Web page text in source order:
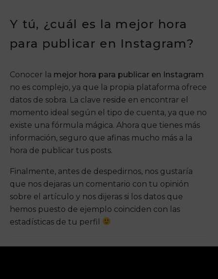
Y tú, ¿cuál es la mejor hora
para publicar en Instagram?
Conocer la mejor hora para publicar en Instagram
no es complejo, ya que la propia plataforma ofrece
datos de sobra. La clave reside en encontrar el
momento ideal según el tipo de cuenta, ya que no
existe una fórmula mágica. Ahora que tienes más
información, seguro que afinas mucho más a la
hora de publicar tus posts.
Finalmente, antes de despedirnos, nos gustaría
que nos dejaras un comentario con tu opinión
sobre el artículo y nos dijeras si los datos que
hemos puesto de ejemplo coinciden con las
estadísticas de tu perfil